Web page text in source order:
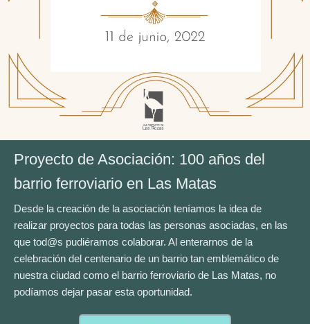
Proyecto de Asociación: 100 años del
barrio ferroviario en Las Matas
Desde la creación de la asociación teníamos la idea de
realizar proyectos para todas las personas asociadas, en las
que tod@s pudiéramos colaborar. Al enterarnos de la
celebración del centenario de un barrio tan emblemático de
nuestra ciudad como el barrio ferroviario de Las Matas, no
podíamos dejar pasar esta oportunidad.